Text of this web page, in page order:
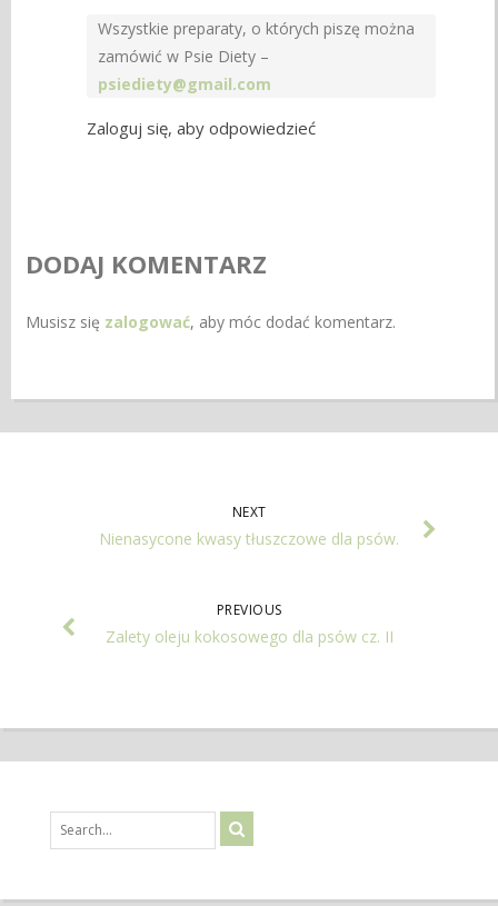
Wszystkie preparaty, o których piszę można
zamówić w Psie Diety –
psiediety@gmail.com
Zaloguj się, aby odpowiedzieć
DODAJ KOMENTARZ
Musisz się zalogować, aby móc dodać komentarz.
NEXT
Nienasycone kwasy tłuszczowe dla psów.
PREVIOUS
Zalety oleju kokosowego dla psów cz. II